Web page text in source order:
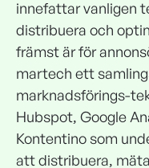
innefattar vanligen
distribuera och
främst är för
martech ett
marknadsförings-
Hubspot, Google
Kontentino som
att distribuera,